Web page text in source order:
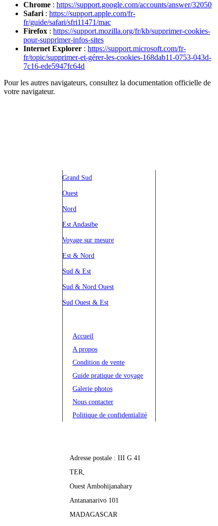
Chrome : https://support.google.com/accounts/answer/32050
Safari : https://support.apple.com/fr-
fr/guide/safari/sfri11471/mac
Firefox : https://support.mozilla.org/fr/kb/supprimer-cookies-
pour-supprimer-infos-sites
Internet Explorer : https://support.microsoft.com/fr-
fr/topic/supprimer-et-gérer-les-cookies-168dab11-0753-043d-
7c16-ede5947fc64d
Pour les autres navigateurs, consultez la documentation officielle de
votre navigateur.
Grand Sud
Ouest
Nord
Est Andasibe
Voyage sur mesure
Est & Nord
Sud & Est
Sud & Nord Ouest
Sud Ouest & Est
Accueil
A propos
Condition de vente
Guide pratique de voyage
Galerie photos
Nous contacter
Politique de confidentialité
Adresse postale : III G 41
TER,
Ouest Ambohijanahary
Antananarivo 101
MADAGASCAR